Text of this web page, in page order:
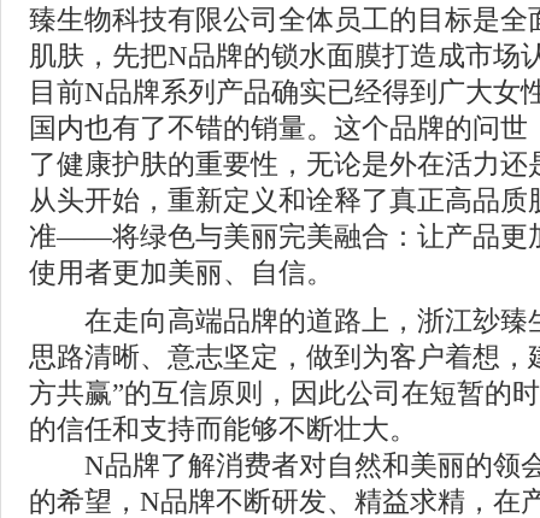
臻生物科技有限公司全体员工的目标是全
肌肤，先把N品牌的锁水面膜打造成市场
目前N品牌系列产品确实已经得到广大女
国内也有了不错的销量。这个品牌的问世
了健康护肤的重要性，无论是外在活力还
从头开始，重新定义和诠释了真正高品质
准——将绿色与美丽完美融合：让产品更
使用者更加美丽、自信。
在走向高端品牌的道路上，浙江玅臻
思路清晰、意志坚定，做到为客户着想，
方共赢”的互信原则，因此公司在短暂的
的信任和支持而能够不断壮大。
N品牌了解消费者对自然和美丽的领
的希望，N品牌不断研发、精益求精，在